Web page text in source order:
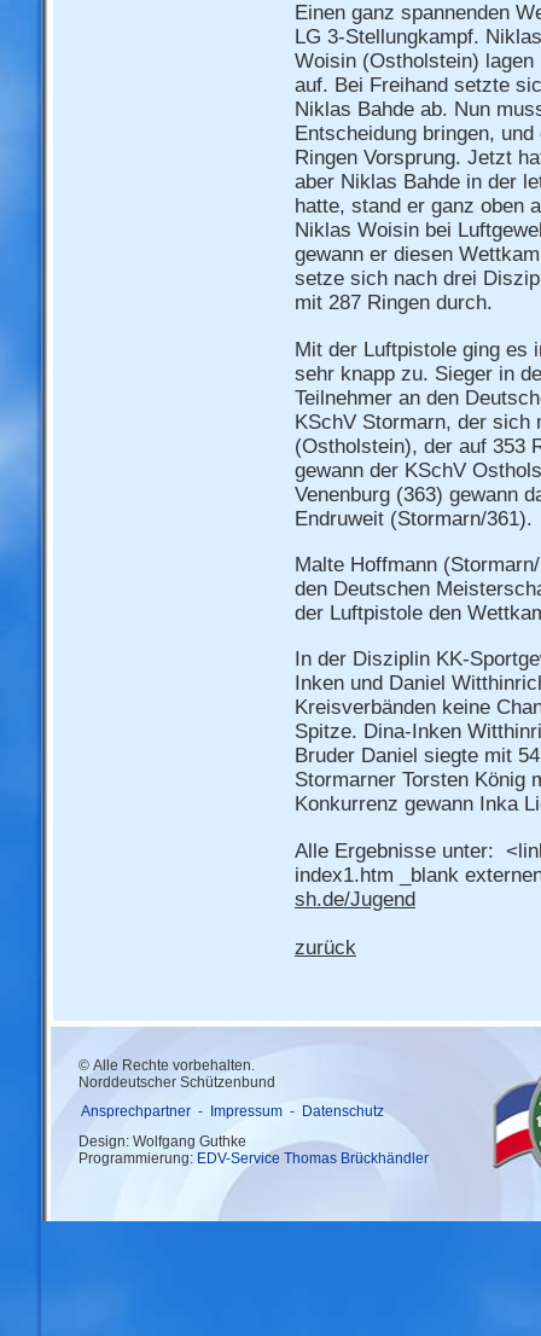
Einen ganz spannenden
LG 3-Stellungkampf.
Woisin (Ostholstein)
auf. Bei Freihand setzte
Niklas Bahde ab. Nun
Entscheidung bringen,
Ringen Vorsprung. Jetzt
aber Niklas Bahde in der
hatte, stand er ganz oben
Niklas Woisin bei
gewann er diesen
setze sich nach drei
mit 287 Ringen durch.
Mit der Luftpistole ging es
sehr knapp zu. Sieger in
Teilnehmer an den
KSchV Stormarn, der sich
(Ostholstein), der auf 353
gewann der KSchV
Venenburg (363) gewann
Endruweit (Stormarn/361).
Malte Hoffmann
den Deutschen
der Luftpistole den
In der Disziplin KK-
Inken und Daniel
Kreisverbänden keine
Spitze. Dina-Inken
Bruder Daniel siegte mit
Stormarner Torsten König
Konkurrenz gewann Inka
Alle Ergebnisse unter:
index1.htm _blank
sh.de/Jugend
zurück
© Alle Rechte vorbehalten.
Norddeutscher Schützenbund
Ansprechpartner - Impressum - Datenschutz
Design: Wolfgang Guthke
Programmierung: EDV-Service Thomas Brückhändler